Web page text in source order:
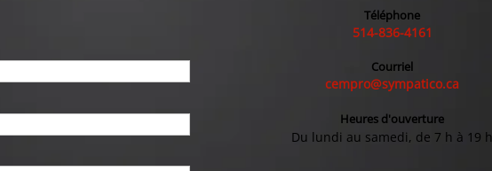
Téléphone
514-836-4161
Courriel
cempro@sympatico.ca
Heures d'ouverture
Du lundi au samedi, de 7 h à 19 h